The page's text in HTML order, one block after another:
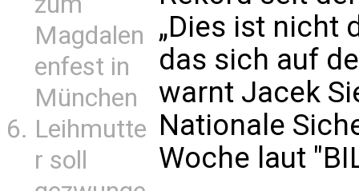
Magdalen
enfest in
München
Leihmutte
r soll
„Dies ist nicht
das sich auf
warnt Jacek
Nationale
Woche laut